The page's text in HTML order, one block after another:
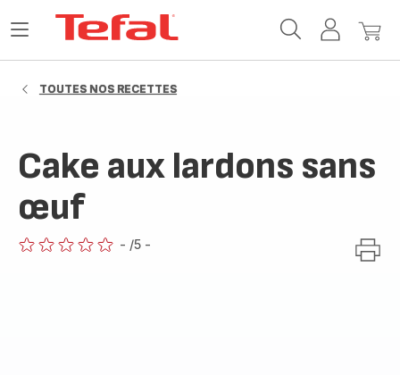
MonMon
Ouvrir
TOUTES NOS RECETTES
Cake aux lardons sans
œuf
- /5 -